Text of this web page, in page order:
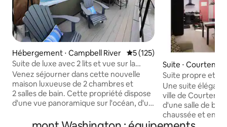
Hébergement ⋅ Campbell River Évaluation moyenne sur la
5 (125)
Suite de luxe avec 2 lits et vue sur la
montagne - EV
Venez séjourner dans cette nouvelle
maison luxueuse de 2 chambres et
2 salles de bain. Cette propriété dispose
d'une vue panoramique sur l'océan, d'un
chargeur de VE de niveau 2 et de tous
Suite ⋅ Courtenay
Suite propre et
Courtenay
Une suite
ville de
d'une salle de
chaussée et
Laveuse/